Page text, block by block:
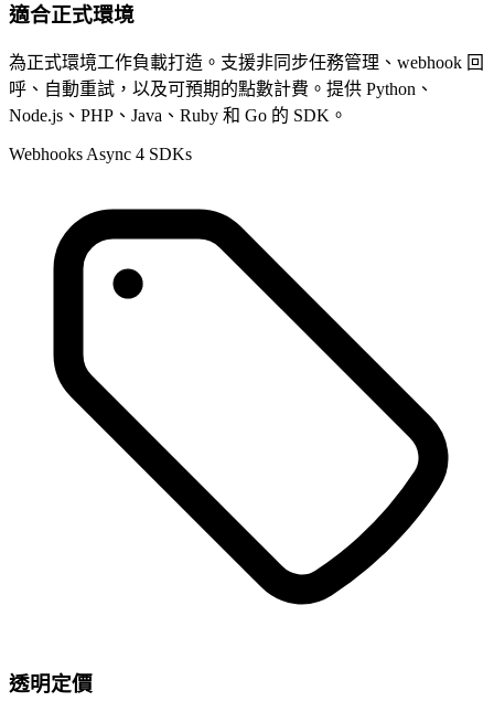
適合正式環境
為正式環境工作負載打造。支援非同步任務管理、webhook 回
呼、自動重試，以及可預期的點數計費。提供 Python、
Node.js、PHP、Java、Ruby 和 Go 的 SDK。
Webhooks Async 4 SDKs
透明定價